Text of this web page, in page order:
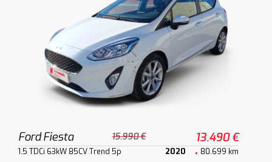
Ford Fiesta 15.990 € 13.490 €
1.5 TDCi 63kW 85CV Trend 5p 2020 80.699 km